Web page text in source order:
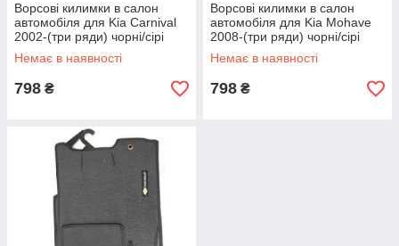
Ворсові килимки в салон
автомобіля для Kia Carnival
2002-(три ряди) чорні/сірі
Немає в наявності
798 ₴
Ворсові килимки в салон
автомобіля для Kia Mohave
2008-(три ряди) чорні/сірі
Немає в наявності
798 ₴